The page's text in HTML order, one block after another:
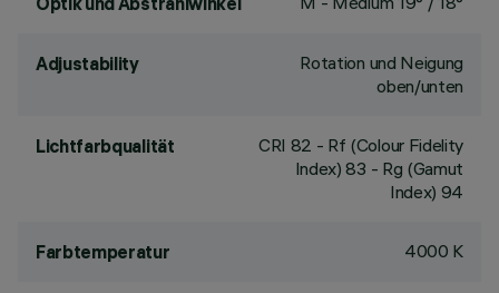
Adjustability
Rotation und Neigung
oben/unten
Lichtfarbqualität CRI 82 - Rf (Colour Fidelity
Index) 83 - Rg (Gamut
Index) 94
Farbtemperatur 4000 K